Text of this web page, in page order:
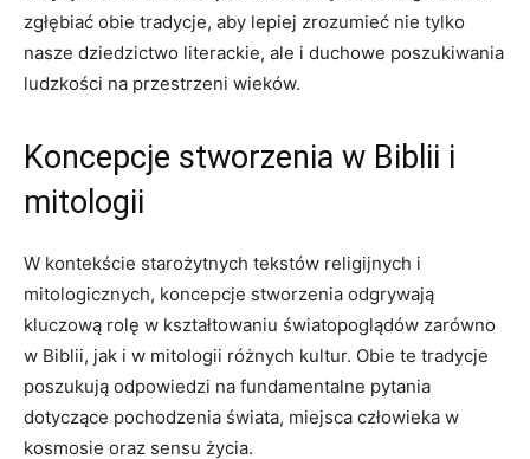
zgłębiać obie tradycje, aby lepiej zrozumieć nie tylko
nasze dziedzictwo literackie, ale i duchowe poszukiwania
ludzkości na przestrzeni wieków.
Koncepcje stworzenia w Biblii i
mitologii
W kontekście starożytnych tekstów religijnych i
mitologicznych, koncepcje stworzenia odgrywają
kluczową rolę w kształtowaniu światopoglądów zarówno
w Biblii, jak i w mitologii różnych kultur. Obie te tradycje
poszukują odpowiedzi na fundamentalne pytania
dotyczące pochodzenia świata, miejsca człowieka w
kosmosie oraz sensu życia.